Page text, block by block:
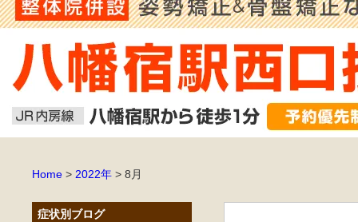
Home > 2022年 > 8月
症状別ブログ